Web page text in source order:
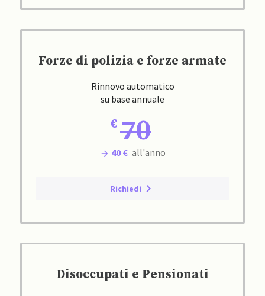
Forze di polizia e forze armate
Rinnovo automatico
su base annuale
70
40 € all'anno
Richiedi
Disoccupati e Pensionati